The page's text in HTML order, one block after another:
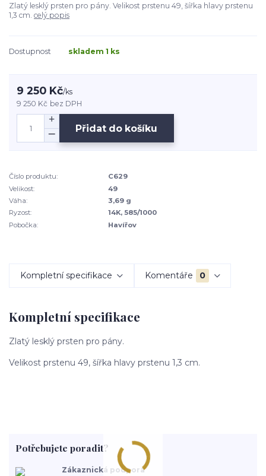
Zlatý lesklý prsten pro pány. Velikost prstenu 49, šířka hlavy prstenu
1,3 cm. celý popis
Dostupnost skladem 1 ks
9 250 Kč/ks
9 250 Kč bez DPH
Přidat do košíku
Číslo produktu:
C629
Velikost:
49
Váha:
3,69 g
Ryzost:
14K, 585/1000
Pobočka:
Havířov
Kompletní specifikace Komentáře 0
Kompletní specifikace
Zlatý lesklý prsten pro pány.
Velikost prstenu 49, šířka hlavy prstenu 1,3 cm.
Potřebujete poradit?
Zákaznická podpora